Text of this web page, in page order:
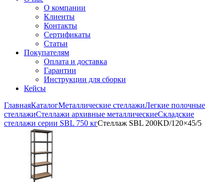
О компании
Клиенты
Контакты
Сертификаты
Статьи
Покупателям
Оплата и доставка
Гарантии
Инструкции для сборки
Кейсы
ГлавнаяКаталогМеталлические стеллажиЛегкие полочные
стеллажиСтеллажи архивные металлическиеСкладские
стеллажи серии SBL 750 кгСтеллаж SBL 200KD/120×45/5